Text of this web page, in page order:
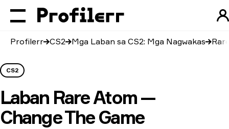
Profilerr CS2 Mga Laban sa CS2: Mga Nagwakas
CS2
Laban Rare Atom —
Change The Game